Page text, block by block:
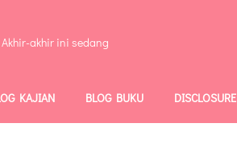
akhir ini sedang
KAJIAN BLOG BUKU DISCLOSURE